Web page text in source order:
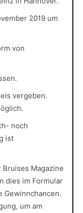
2019 um
von
vergeben.
noch
ist
Magazine
dies im Formular
Gewinnchancen.
um am